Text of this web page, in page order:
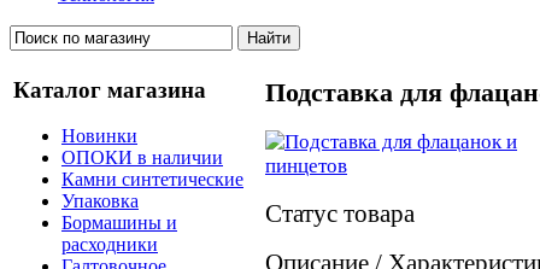
Каталог магазина
Новинки
ОПОКИ в наличии
Камни синтетические
Упаковка
Бормашины и
расходники
Подставка для
Статус товара